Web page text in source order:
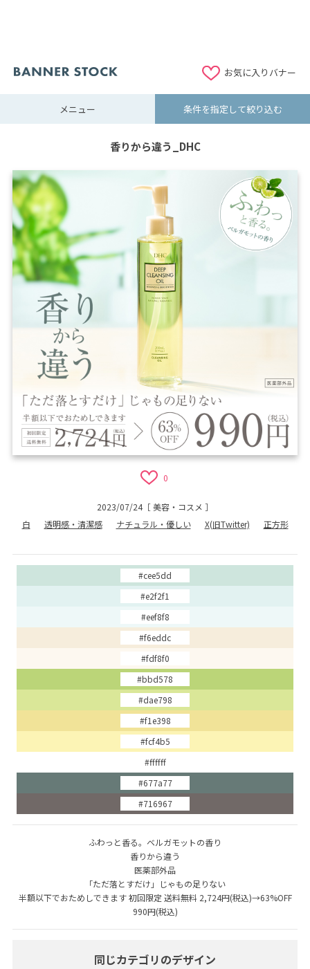
お気に入りバナー
メニュー 条件を指定して絞り込む
香りから違う_DHC
0
2023/07/24［美容・コスメ ］
白
透明感・清潔感 ナチュラル・優しい X(旧Twitter) 正方形
#cee5dd
#e2f2f1
#eef8f8
#f6eddc
#fdf8f0
#bbd578
#dae798
#f1e398
#fcf4b5
#ffffff
#677a77
#716967
ふわっと香る。ベルガモットの香り
香りから違う
医薬部外品
「ただ落とすだけ」じゃもの足りない
半額以下でおためしできます 初回限定 送料無料 2,724円(税込)→63%OFF
990円(税込)
同じカテゴリのデザイン